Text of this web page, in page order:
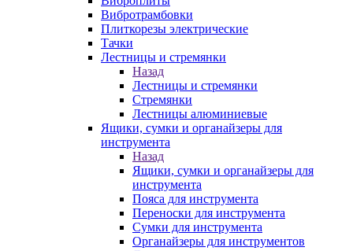
Вибротрамбовки
Плиткорезы электрические
Тачки
Лестницы и стремянки
Назад
Лестницы и стремянки
Стремянки
Лестницы алюминиевые
Ящики, сумки и органайзеры для
инструмента
Назад
Ящики, сумки и органайзеры для
инструмента
Пояса для инструмента
Переноски для инструмента
Сумки для инструмента
Органайзеры для инструментов